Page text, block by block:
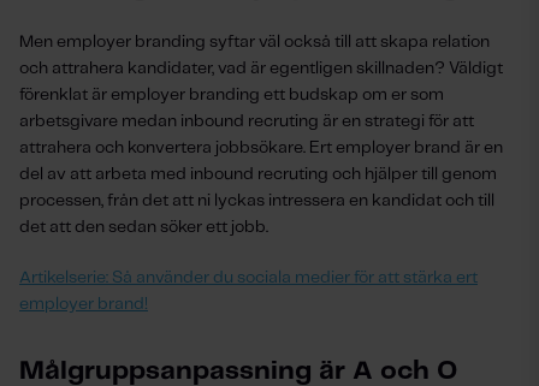
Men employer branding syftar väl också till att skapa relation
och attrahera kandidater, vad är egentligen skillnaden? Väldigt
förenklat är employer branding ett budskap om er som
arbetsgivare medan inbound recruting är en strategi för att
attrahera och konvertera jobbsökare. Ert employer brand är en
del av att arbeta med inbound recruting och hjälper till genom
processen, från det att ni lyckas intressera en kandidat och till
det att den sedan söker ett jobb.
Artikelserie: Så använder du sociala medier för att stärka ert
employer brand!
Målgruppsanpassning är A och O